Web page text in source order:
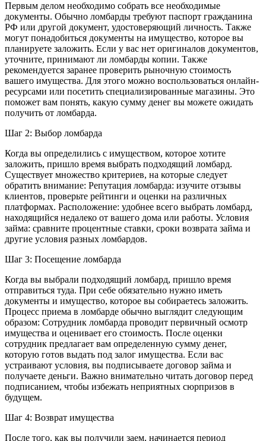
Первым делом необходимо собрать все необходимые
документы. Обычно ломбарды требуют паспорт гражданина
РФ или другой документ, удостоверяющий личность. Также
могут понадобиться документы на имущество, которое вы
планируете заложить. Если у вас нет оригиналов документов,
уточните, принимают ли ломбарды копии. Также
рекомендуется заранее проверить рыночную стоимость
вашего имущества. Для этого можно воспользоваться онлайн-
ресурсами или посетить специализированные магазины. Это
поможет вам понять, какую сумму денег вы можете ожидать
получить от ломбарда.
Шаг 2: Выбор ломбарда
Когда вы определились с имуществом, которое хотите
заложить, пришло время выбрать подходящий ломбард.
Существует множество критериев, на которые следует
обратить внимание: Репутация ломбарда: изучите отзывы
клиентов, проверьте рейтинги и оценки на различных
платформах. Расположение: удобнее всего выбрать ломбард,
находящийся недалеко от вашего дома или работы. Условия
займа: сравните процентные ставки, сроки возврата займа и
другие условия разных ломбардов.
Шаг 3: Посещение ломбарда
Когда вы выбрали подходящий ломбард, пришло время
отправиться туда. При себе обязательно нужно иметь
документы и имущество, которое вы собираетесь заложить.
Процесс приема в ломбарде обычно выглядит следующим
образом: Сотрудник ломбарда проводит первичный осмотр
имущества и оценивает его стоимость. После оценки
сотрудник предлагает вам определенную сумму денег,
которую готов выдать под залог имущества. Если вас
устраивают условия, вы подписываете договор займа и
получаете деньги. Важно внимательно читать договор перед
подписанием, чтобы избежать неприятных сюрпризов в
будущем.
Шаг 4: Возврат имущества
После того, как вы получили заем, начинается период